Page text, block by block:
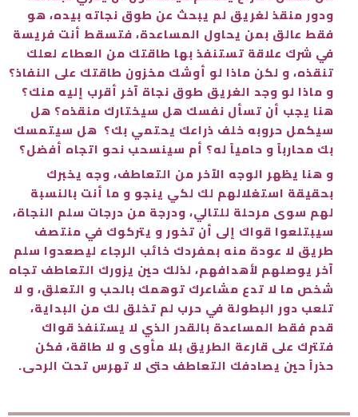
ودور منقذ لغريق لم يبحث عن طوق نجاته بيده، هو
فقط عالق بمن يحاول المساعدة، فتسقط أنت فريسة
في شرك علاقة تستنفذ بها طاقتك من العطاء لعلك
تنقذه، و لكن ماذا لو أوشك مخزون طاقتك على النفاذ؟
و ماذا لو وجد الغريق طوق نجاة آخر أقرب إليه منك؟
هنا يجب أن تسأل نفسك هل سيختارك منقذه؟ هل
سيكمل حروبه خلف ذراعك يحتمي بك؟ هل سيتمسك
بك محارباً و حامياً له؟ أم سينسحب نحو اتجاه أفضل؟
و هنا يظهر الوجه الآخر من التعاطف، وجه يخبرك
بحقيقة استغلالهم لك لكي ينجو و ما أنت بالنسبة
لهم سوى مرحلة للتالي، ودرجة من درجات سلم النجاة،
سيبتلعوا قواك إلى أن تخور و يتركوك في منتصف
طريق لا عودة منه بمفردك خائب الرجاء ليصعدوا سلم
آخر يوصلهم لأهدافهم، لذلك حين يزورك التعاطف تجاه
شخص ما لا تدع مشاعرك توهمك بالحب و التعلق، و لا
تلعب دور البطولة في حرب لم تخلق لك من البداية،
قدم فقط المساعدة بالقدر الذي لا يستنفذ قواك
فتترك على قارعة الطريق بلا مأوى و لا طاقة، فكن
حذراً حين يصادفك التعاطف حتى لا تهرس تحت الرحى.